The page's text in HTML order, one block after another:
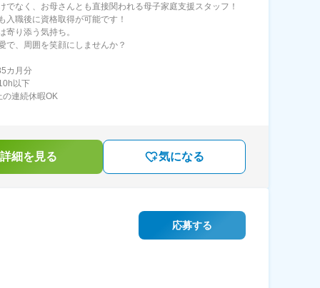
でなく、お母さんとも直接関われる母子家庭支援スタッフ！
入職後に資格取得が可能です！
寄り添う気持ち。
で、周囲を笑顔にしませんか？
カ月分
以下
連続休暇OK
細を見る 気になる
応募する